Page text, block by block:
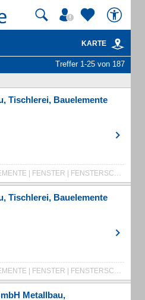
KARTE
Treffer 1-25 von 187
Tischlerei, Bauelemente
BALKONGELÄNDER | BAUELEMENTE | FENSTER | FENSTERSCHUTZGITTER | HANDWERK | METALLBAU
Tischlerei, Bauelemente
BALKONGELÄNDER | BAUELEMENTE | FENSTER | FENSTERSCHUTZGITTER | HANDWERK | METALLBAU
Metallbau,